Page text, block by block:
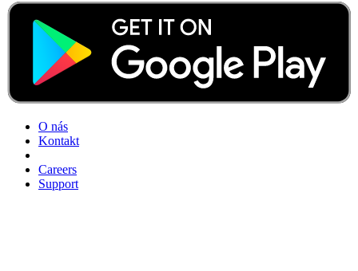
O nás
Kontakt
Careers
Support